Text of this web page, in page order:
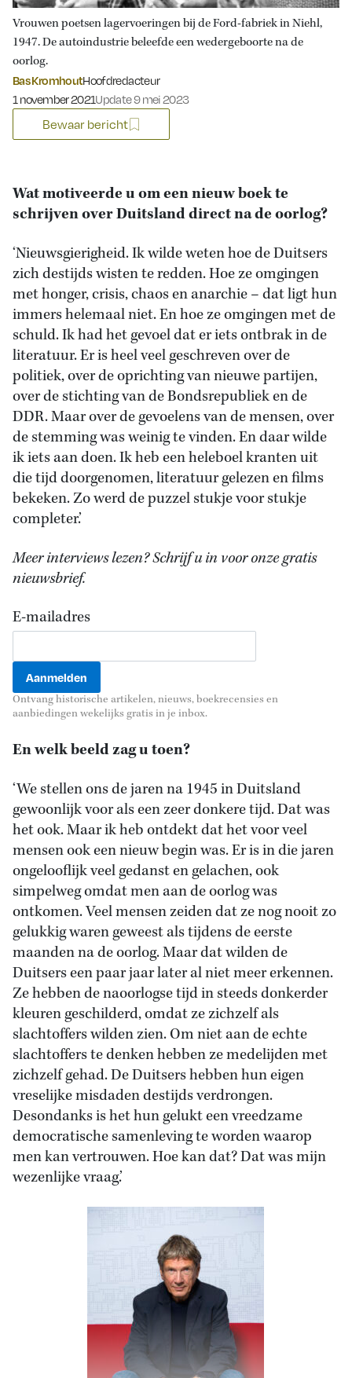
Vrouwen poetsen lagervoeringen bij de Ford-fabriek in Niehl,
1947. De autoindustrie beleefde een wedergeboorte na de
oorlog.
Bas KromhoutHoofdredacteur
Gepubliceerd op:
1 november 2021Update 9 mei 2023
Bewaar bericht
Wat motiveerde u om een nieuw boek te
schrijven over Duitsland direct na de oorlog?
‘Nieuwsgierigheid. Ik wilde weten hoe de Duitsers
zich destijds wisten te redden. Hoe ze omgingen
met honger, crisis, chaos en anarchie – dat ligt hun
immers helemaal niet. En hoe ze omgingen met de
schuld. Ik had het gevoel dat er iets ontbrak in de
literatuur. Er is heel veel geschreven over de
politiek, over de oprichting van nieuwe partijen,
over de stichting van de Bondsrepubliek en de
DDR. Maar over de gevoelens van de mensen, over
de stemming was weinig te vinden. En daar wilde
ik iets aan doen. Ik heb een heleboel kranten uit
die tijd doorgenomen, literatuur gelezen en films
bekeken. Zo werd de puzzel stukje voor stukje
completer.’
Meer interviews lezen? Schrijf u in voor onze gratis
nieuwsbrief.
E-mailadres
Ontvang historische artikelen, nieuws, boekrecensies en
aanbiedingen wekelijks gratis in je inbox.
En welk beeld zag u toen?
‘We stellen ons de jaren na 1945 in Duitsland
gewoonlijk voor als een zeer donkere tijd. Dat was
het ook. Maar ik heb ontdekt dat het voor veel
mensen ook een nieuw begin was. Er is in die jaren
ongelooflijk veel gedanst en gelachen, ook
simpelweg omdat men aan de oorlog was
ontkomen. Veel mensen zeiden dat ze nog nooit zo
gelukkig waren geweest als tijdens de eerste
maanden na de oorlog. Maar dat wilden de
Duitsers een paar jaar later al niet meer erkennen.
Ze hebben de naoorlogse tijd in steeds donkerder
kleuren geschilderd, omdat ze zichzelf als
slachtoffers wilden zien. Om niet aan de echte
slachtoffers te denken hebben ze medelijden met
zichzelf gehad. De Duitsers hebben hun eigen
vreselijke misdaden destijds verdrongen.
Desondanks is het hun gelukt een vreedzame
democratische samenleving te worden waarop
men kan vertrouwen. Hoe kan dat? Dat was mijn
wezenlijke vraag.’